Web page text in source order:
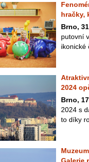
hračky,
Brno,
putovní
ikonické
2024
Brno,
2024 s
to díky